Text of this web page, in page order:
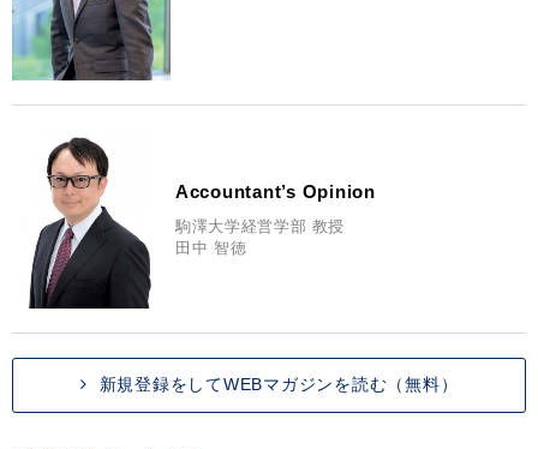
Accountant’s Opinion
駒澤大学経営学部 教授
田中 智徳
新規登録をしてWEBマガジンを読む（無料）